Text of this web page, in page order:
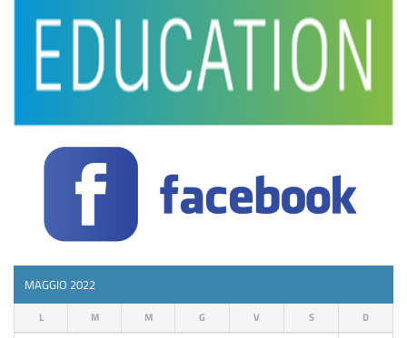
MAGGIO 2022
L M M G V S D